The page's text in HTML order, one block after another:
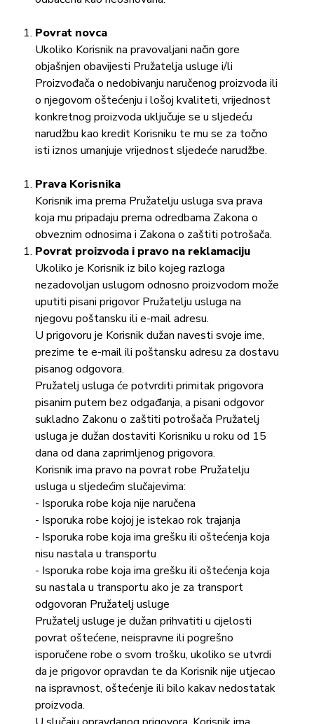
Povrat novca
Ukoliko Korisnik na pravovaljani način gore
objašnjen obavijesti Pružatelja usluge i/li
Proizvođača o nedobivanju naručenog proizvoda ili
o njegovom oštećenju i lošoj kvaliteti, vrijednost
konkretnog proizvoda uključuje se u sljedeću
narudžbu kao kredit Korisniku te mu se za točno
isti iznos umanjuje vrijednost sljedeće narudžbe.
Prava Korisnika
Korisnik ima prema Pružatelju usluga sva prava
koja mu pripadaju prema odredbama Zakona o
obveznim odnosima i Zakona o zaštiti potrošača.
Povrat proizvoda i pravo na reklamaciju
Ukoliko je Korisnik iz bilo kojeg razloga
nezadovoljan uslugom odnosno proizvodom može
uputiti pisani prigovor Pružatelju usluga na
njegovu poštansku ili e-mail adresu.
U prigovoru je Korisnik dužan navesti svoje ime,
prezime te e-mail ili poštansku adresu za dostavu
pisanog odgovora.
Pružatelj usluga će potvrditi primitak prigovora
pisanim putem bez odgađanja, a pisani odgovor
sukladno Zakonu o zaštiti potrošača Pružatelj
usluga je dužan dostaviti Korisniku u roku od 15
dana od dana zaprimljenog prigovora.
Korisnik ima pravo na povrat robe Pružatelju
usluga u sljedećim slučajevima:
- Isporuka robe koja nije naručena
- Isporuka robe kojoj je istekao rok trajanja
- Isporuka robe koja ima grešku ili oštećenja koja
nisu nastala u transportu
- Isporuka robe koja ima grešku ili oštećenja koja
su nastala u transportu ako je za transport
odgovoran Pružatelj usluge
Pružatelj usluge je dužan prihvatiti u cijelosti
povrat oštećene, neispravne ili pogrešno
isporučene robe o svom trošku, ukoliko se utvrdi
da je prigovor opravdan te da Korisnik nije utjecao
na ispravnost, oštećenje ili bilo kakav nedostatak
proizvoda.